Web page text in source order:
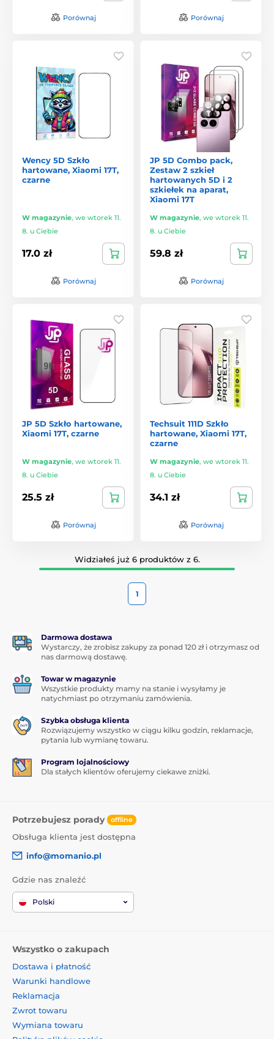
Porównaj Porównaj
Wency 5D Szkło
hartowane, Xiaomi 17T,
czarne
W magazynie, we wtorek 11.
8. u Ciebie
17.0 zł
Porównaj
JP 5D Combo pack,
Zestaw 2 szkieł
hartowanych 5D i 2
szkiełek na aparat,
Xiaomi 17T
W magazynie, we wtorek 11.
8. u Ciebie
59.8 zł
Porównaj
JP 5D Szkło hartowane,
Xiaomi 17T, czarne
W magazynie, we wtorek 11.
8. u Ciebie
25.5 zł
Porównaj
Techsuit 111D Szkło
hartowane, Xiaomi 17T,
czarne
W magazynie, we wtorek 11.
8. u Ciebie
34.1 zł
Porównaj
Widziałeś już 6 produktów z 6.
1
Darmowa dostawa
Wystarczy, że zrobisz zakupy za ponad 120 zł i otrzymasz od
nas darmową dostawę.
Towar w magazynie
Wszystkie produkty mamy na stanie i wysyłamy je
natychmiast po otrzymaniu zamówienia.
Szybka obsługa klienta
Rozwiązujemy wszystko w ciągu kilku godzin, reklamacje,
pytania lub wymianę towaru.
Program lojalnościowy
Dla stałych klientów oferujemy ciekawe zniżki.
Potrzebujesz porady offline
Obsługa klienta jest dostępna
info@momanio.pl
Gdzie nas znaleźć
Polski
Wszystko o zakupach
Dostawa i płatność
Warunki handlowe
Reklamacja
Zwrot towaru
Wymiana towaru